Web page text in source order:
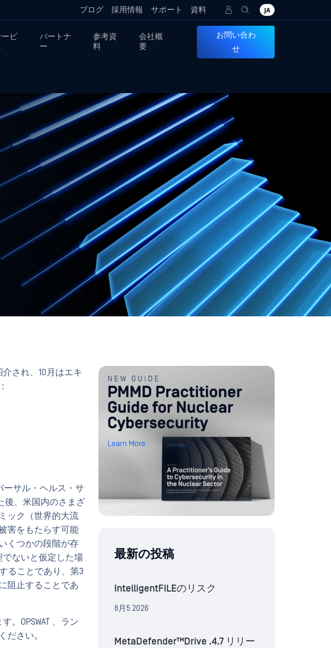
ブログ 採用情報 サポート 資料 JA
ビ
パートナ
ー
参考資
料
会社概
要
お問い合わ
せ
され、10月はエキ
ーサル・ヘルス・サ
後、米国内のさまざ
ック（世界的大流
害をもたらす可能
くつかの段階が存
ないと仮定した場
ることであり、第3
阻止することであ
。OPSWAT 、ラン
ださい。
最新の投稿
IntelligentFILEのリスク
8月5 2026
MetaDefender™Drive .4.7 リリー